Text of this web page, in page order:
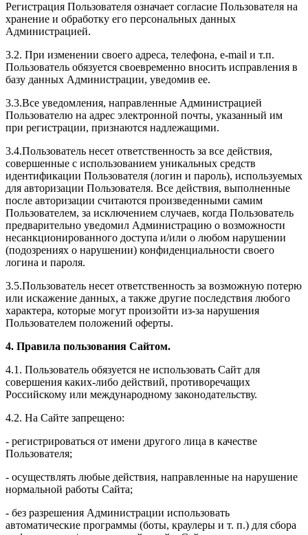
Регистрация Пользователя означает согласие Пользователя на
хранение и обработку его персональных данных
Администрацией.
3.2. При изменении своего адреса, телефона, e-mail и т.п.
Пользователь обязуется своевременно вносить исправления в
базу данных Администрации, уведомив ее.
3.3.Все уведомления, направленные Администрацией
Пользователю на адрес электронной почты, указанный им
при регистрации, признаются надлежащими.
3.4.Пользователь несет ответственность за все действия,
совершенные с использованием уникальных средств
идентификации Пользователя (логин и пароль), используемых
для авторизации Пользователя. Все действия, выполненные
после авторизации считаются произведенными самим
Пользователем, за исключением случаев, когда Пользователь
предварительно уведомил Администрацию о возможности
несанкционированного доступа и/или о любом нарушении
(подозрениях о нарушении) конфиденциальности своего
логина и пароля.
3.5.Пользователь несет ответственность за возможную потерю
или искажение данных, а также другие последствия любого
характера, которые могут произойти из-за нарушения
Пользователем положений оферты.
4. Правила пользования Сайтом.
4.1. Пользователь обязуется не использовать Сайт для
совершения каких-либо действий, противоречащих
Российскому или международному законодательству.
4.2. На Сайте запрещено:
- регистрироваться от имени другого лица в качестве
Пользователя;
- осуществлять любые действия, направленные на нарушение
нормальной работы Сайта;
- без разрешения Администрации использовать
автоматические программы (боты, краулеры и т. п.) для сбора